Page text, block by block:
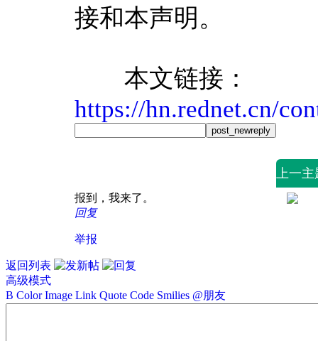
接和本声明。
本文链接：
https://hn.rednet.cn/
post_newreply
上一
报到，我来了。
回复
举报
返回列表
高级模式
B Color Image Link Quote Code Smilies @朋友